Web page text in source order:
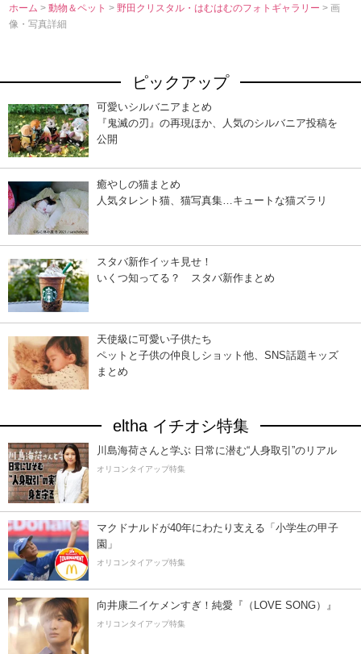
ホーム >動物＆ペット>野田クリスタル・はむはむのフォトギャラリー> 画
像・写真詳細
ピックアップ
可愛いシルバニアまとめ
『鬼滅の刃』の再現ほか、人気のシルバニア投稿を
公開
癒やしの猫まとめ
人気タレント猫、猫写真集…キュートな猫ズラリ
スタバ新作イッキ見せ！
いくつ知ってる？ スタバ新作まとめ
天使級に可愛い子供たち
ペットと子供の仲良しショット他、SNS話題キッズ
まとめ
eltha イチオシ特集
川島海荷さんと学ぶ 日常に潜む“人身取引”のリアル
オリコンタイアップ特集
マクドナルドが40年にわたり支える「小学生の甲子
園」
オリコンタイアップ特集
向井康二イケメンすぎ！純愛『（LOVE SONG）』
オリコンタイアップ特集